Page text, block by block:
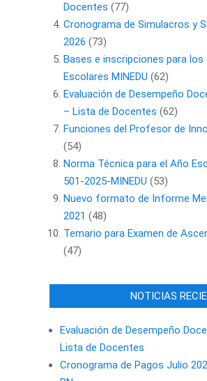
Docentes (77)
Cronograma de Simulacros y
2026 (73)
Bases e inscripciones para
Escolares MINEDU (62)
Evaluación de Desempeño
– Lista de Docentes (62)
Funciones del Profesor de
(54)
Norma Técnica para el Año
501-2025-MINEDU (53)
Nuevo formato de Informe
2021 (48)
Temario para Examen de
(47)
NOTICIAS
Evaluación de Desempeño
Lista de Docentes
Cronograma de Pagos Julio